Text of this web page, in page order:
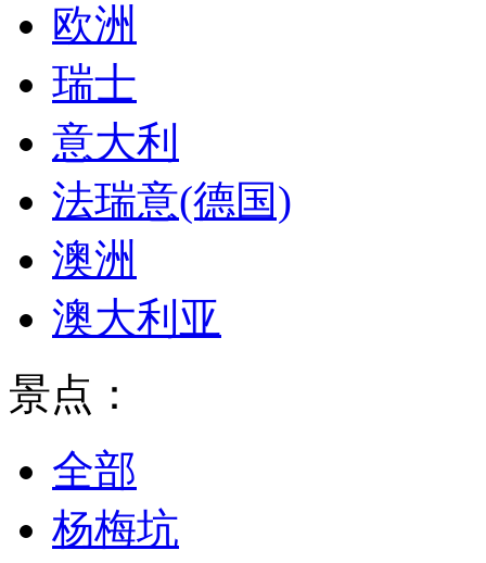
欧洲
瑞士
意大利
法瑞意(德国)
澳洲
澳大利亚
景点：
全部
杨梅坑